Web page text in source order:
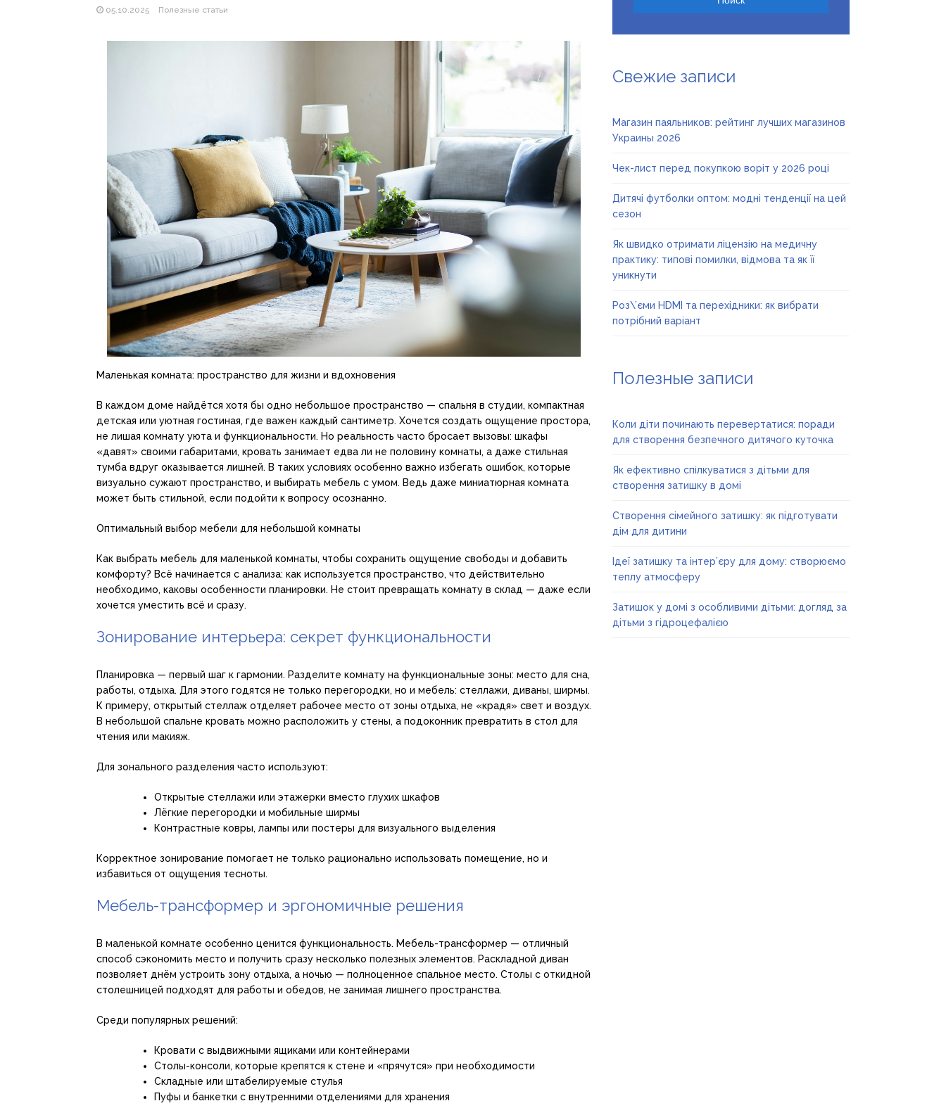
05.10.2025 Полезные статьи
Маленькая комната: пространство для жизни и вдохновения
В каждом доме найдётся хотя бы одно небольшое пространство — спальня в студии, компактная
детская или уютная гостиная, где важен каждый сантиметр. Хочется создать ощущение простора,
не лишая комнату уюта и функциональности. Но реальность часто бросает вызовы: шкафы
«давят» своими габаритами, кровать занимает едва ли не половину комнаты, а даже стильная
тумба вдруг оказывается лишней. В таких условиях особенно важно избегать ошибок, которые
визуально сужают пространство, и выбирать мебель с умом. Ведь даже миниатюрная комната
может быть стильной, если подойти к вопросу осознанно.
Оптимальный выбор мебели для небольшой комнаты
Как выбрать мебель для маленькой комнаты, чтобы сохранить ощущение свободы и добавить
комфорту? Всё начинается с анализа: как используется пространство, что действительно
необходимо, каковы особенности планировки. Не стоит превращать комнату в склад — даже если
хочется уместить всё и сразу.
Зонирование интерьера: секрет функциональности
Планировка — первый шаг к гармонии. Разделите комнату на функциональные зоны: место для сна,
работы, отдыха. Для этого годятся не только перегородки, но и мебель: стеллажи, диваны, ширмы.
К примеру, открытый стеллаж отделяет рабочее место от зоны отдыха, не «крадя» свет и воздух.
В небольшой спальне кровать можно расположить у стены, а подоконник превратить в стол для
чтения или макияж.
Для зонального разделения часто используют:
Открытые стеллажи или этажерки вместо глухих шкафов
Лёгкие перегородки и мобильные ширмы
Контрастные ковры, лампы или постеры для визуального выделения
Корректное зонирование помогает не только рационально использовать помещение, но и
избавиться от ощущения тесноты.
Мебель-трансформер и эргономичные решения
В маленькой комнате особенно ценится функциональность. Мебель-трансформер — отличный
способ сэкономить место и получить сразу несколько полезных элементов. Раскладной диван
позволяет днём устроить зону отдыха, а ночью — полноценное спальное место. Столы с откидной
столешницей подходят для работы и обедов, не занимая лишнего пространства.
Среди популярных решений:
Кровати с выдвижными ящиками или контейнерами
Столы-консоли, которые крепятся к стене и «прячутся» при необходимости
Складные или штабелируемые стулья
Пуфы и банкетки с внутренними отделениями для хранения
Свежие записи
Магазин паяльников: рейтинг лучших магазинов
Украины 2026
Чек-лист перед покупкою воріт у 2026 році
Дитячі футболки оптом: модні тенденції на цей
сезон
Як швидко отримати ліцензію на медичну
практику: типові помилки, відмова та як її
уникнути
Роз\’єми HDMI та перехідники: як вибрати
потрібний варіант
Полезные записи
Коли діти починають перевертатися: поради
для створення безпечного дитячого куточка
Як ефективно спілкуватися з дітьми для
створення затишку в домі
Створення сімейного затишку: як підготувати
дім для дитини
Ідеї затишку та інтер’єру для дому: створюємо
теплу атмосферу
Затишок у домі з особливими дітьми: догляд за
дітьми з гідроцефалією